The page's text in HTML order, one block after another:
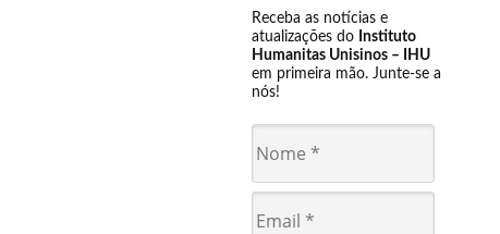
Receba as notícias e
atualizações do Instituto
Humanitas Unisinos – IHU
em primeira mão. Junte-se a
nós!